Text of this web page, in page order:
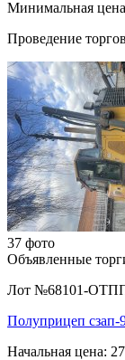
Минимальная
Проведение
37 фото
Объявленные
Лот №68101-
Полуприцеп сзап-
Начальная цена: